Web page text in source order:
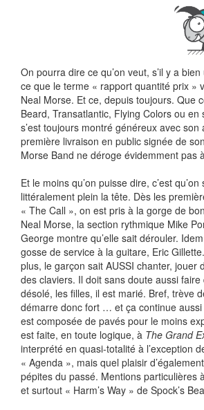
On pourra dire ce qu’on veut, s’il y a
ce que le terme « rapport quantité prix »
Neal Morse. Et ce, depuis toujours. Que
Beard, Transatlantic, Flying Colors ou en
s’est toujours montré généreux avec son
première livraison en public signée de
Morse Band ne déroge évidemment pas
Et le moins qu’on puisse dire, c’est qu’on
littéralement plein la tête. Dès les
« The Call », on est pris à la gorge de
Neal Morse, la section rythmique Mike
George montre qu’elle sait dérouler.
gosse de service à la guitare, Eric
plus, le garçon sait AUSSI chanter, jouer
des claviers. Il doit sans doute aussi
désolé, les filles, il est marié. Bref, trève
démarre donc fort … et ça continue
est composée de pavés pour le moins
est faite, en toute logique, à The Grand
interprété en quasi-totalité à l’exception
« Agenda », mais quel plaisir
pépites du passé. Mentions particulières
et surtout « Harm’s Way » de Spock’s